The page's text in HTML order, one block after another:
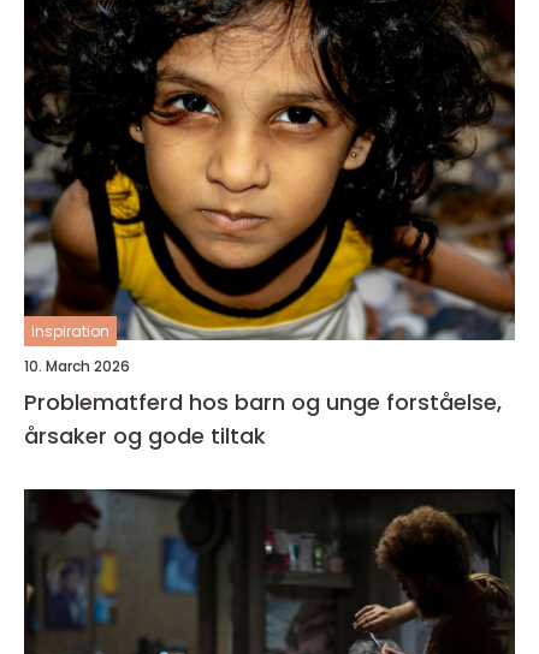
inspiration
10. March 2026
Problematferd hos barn og unge forståelse,
årsaker og gode tiltak